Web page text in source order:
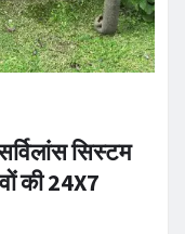
सिस्टम
की 24X7